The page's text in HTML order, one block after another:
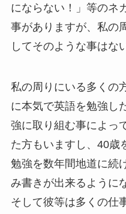
にならない！」等のネ
事がありますが、私の
してそのような事はな
私の周りにいる多くの
に本気で英語を勉強し
強に取り組む事によっ
た方もいますし、40歳
勉強を数年間地道に続
み書きが出来るように
そして彼等は多くの仕